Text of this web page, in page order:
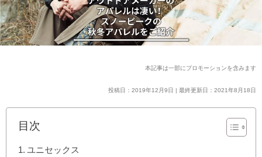
本記事は一部にプロモーションを含みます
投稿日：2019年12月9日 | 最終更新日：2021年8月18日
目次
ユニセックス